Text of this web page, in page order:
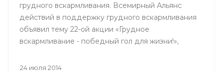
грудного вскармливания. Всемирный Альянс
действий в поддержку грудного вскармливания
объявил тему 22-ой акции «Грудное
вскармливание - победный гол для жизни!»,
мира по футболу.
24 июля 2014